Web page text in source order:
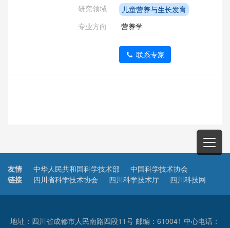
研究领域
儿童营养与生长发育
专业方向
营养学
联系专家
友情
链接
中华人民共和国科学技术部
中国科学技术协会
四川省科学技术协会
四川科学技术厅 四川科技网
地址：四川省成都市人民南路四段11号 邮编：610041 中心电话：